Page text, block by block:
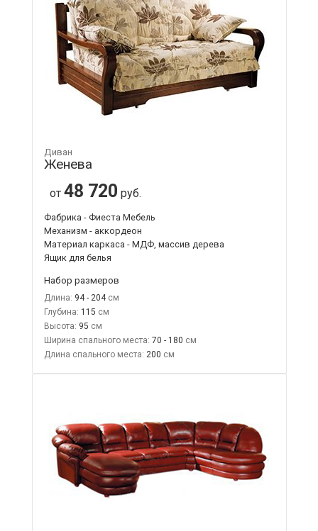
Диван
Женева
от 48 720 руб.
Фабрика - Фиеста Мебель
Механизм - аккордеон
Материал каркаса - МДФ, массив дерева
Ящик для белья
Набор размеров
Длина: 94 - 204
Глубина: 115
Высота: 95
Ширина спального места: 70 - 180
Длина спального места: 200